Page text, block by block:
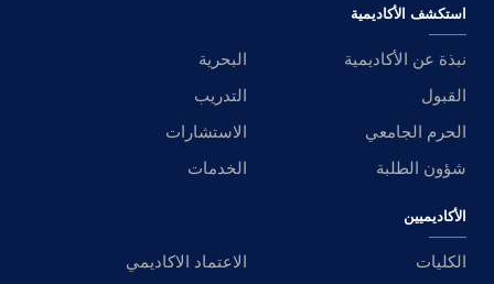
استكشف الأكاديمية
نبذة عن الأكاديمية
البحرية
القبول
التدريب
الحرم الجامعي
الاستشارات
شؤون الطلبة
الخدمات
الأكاديميين
الكليات
الاعتماد الاكاديمي